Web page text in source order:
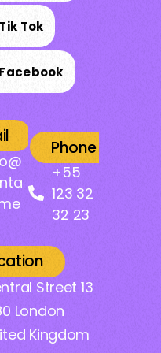
Tik Tok
Facebook
Phone
+55
123 32
32 23
Street 13
London
Kingdom